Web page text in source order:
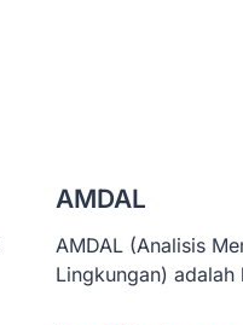
AMDAL
AMDAL (Analisis
Lingkungan) adalah